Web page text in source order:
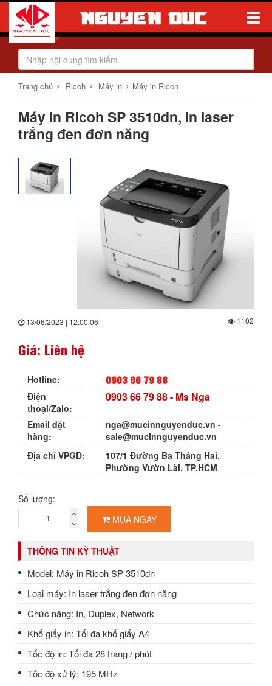
Toggle
Trang chủ › Ricoh › Máy in › Máy in Ricoh
Máy in Ricoh SP 3510dn, In laser
trắng đen đơn năng
13/06/2023 | 12:00:06 1102
Giá: Liên hệ
Hotline: 0903 66 79 88
Điện
thoại/Zalo:
0903 66 79 88- Ms Nga
Email đặt
hàng:
nga@mucinnguyenduc.vn -
sale@mucinnguyenduc.vn
Địa chỉ VPGD:
107/1 Đường Ba Tháng Hai,
Phường Vườn Lài, TP.HCM
Số lượng:
MUA NGAY
THÔNG TIN KỸ THUẬT
Model: Máy in Ricoh SP 3510dn
Loại máy: In laser trắng đen đơn năng
Chức năng: In, Duplex, Network
Khổ giấy in: Tối đa khổ giấy A4
Tốc độ in: Tối đa 28 trang / phút
Tốc độ xử lý: 195 MHz